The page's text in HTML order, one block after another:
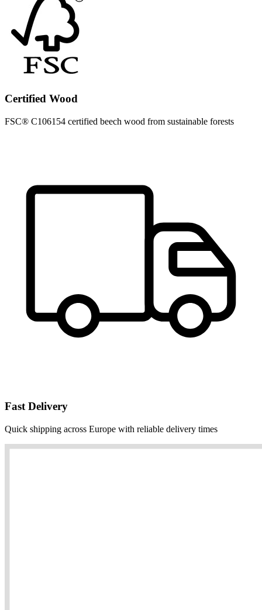
Certified Wood
FSC® C106154 certified beech wood from sustainable forests
Fast Delivery
Quick shipping across Europe with reliable delivery times